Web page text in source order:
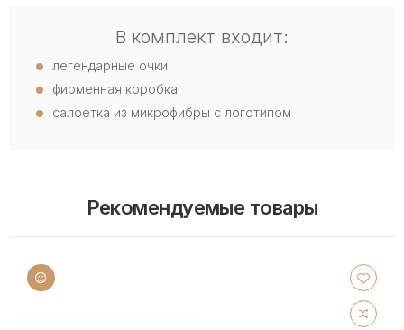
В комплект входит:
легендарные очки
фирменная коробка
салфетка из микрофибры с логотипом
Рекомендуемые товары